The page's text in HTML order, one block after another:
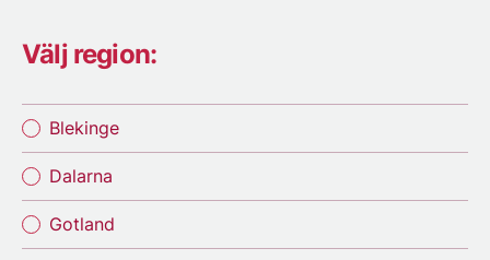
Välj region:
Blekinge
Dalarna
Gotland